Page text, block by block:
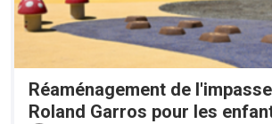
Réaménagement de l'impasse
Roland Garros pour les